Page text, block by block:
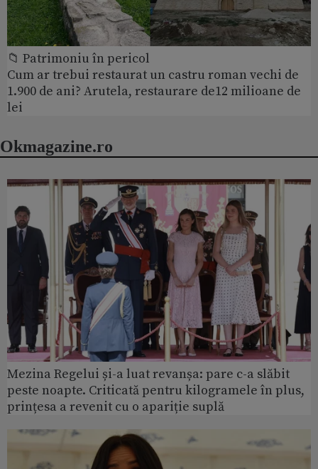
📁 Patrimoniu în pericol
Cum ar trebui restaurat un castru roman vechi de
1.900 de ani? Arutela, restaurare de12 milioane de
lei
Okmagazine.ro
Mezina Regelui și-a luat revanșa: pare c-a slăbit
peste noapte. Criticată pentru kilogramele în plus,
prințesa a revenit cu o apariție suplă